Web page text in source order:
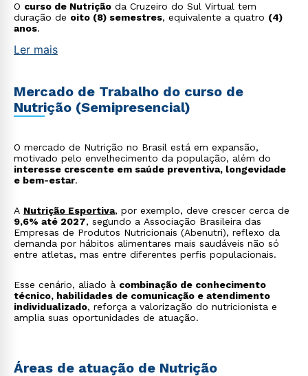
O curso de Nutrição da Cruzeiro do Sul Virtual tem
duração de oito (8) semestres, equivalente a quatro (4)
anos.
Ler mais
Mercado de Trabalho do curso de
Nutrição (Semipresencial)
O mercado de Nutrição no Brasil está em expansão,
motivado pelo envelhecimento da população, além do
interesse crescente em saúde preventiva, longevidade
e bem-estar.
A Nutrição Esportiva, por exemplo, deve crescer cerca de
9,6% até 2027, segundo a Associação Brasileira das
Empresas de Produtos Nutricionais (Abenutri), reflexo da
demanda por hábitos alimentares mais saudáveis não só
entre atletas, mas entre diferentes perfis populacionais.
Esse cenário, aliado à combinação de conhecimento
técnico, habilidades de comunicação e atendimento
individualizado, reforça a valorização do nutricionista e
amplia suas oportunidades de atuação.
Áreas de atuação de Nutrição